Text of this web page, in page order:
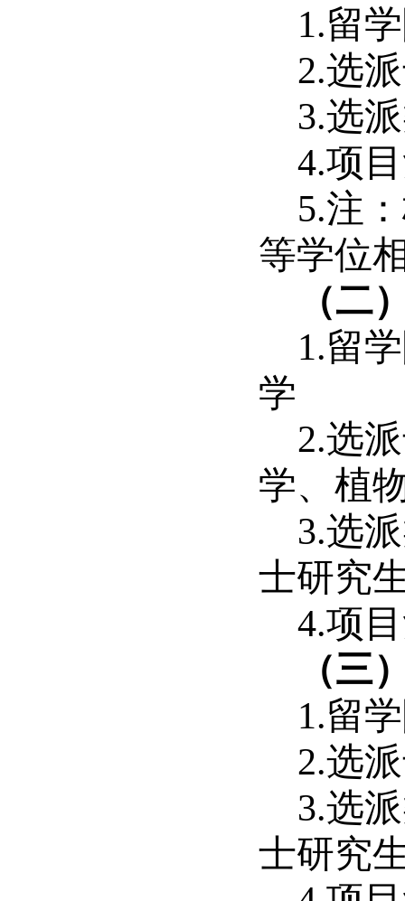
1.留
2.选
3.选
4.项
5.注
等学位
（二
1.留
学
2.选
学、植
3.选
士研究
4.项
（三
1.留
2.选
3.选
士研究